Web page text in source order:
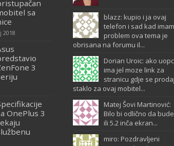
sa
2018
3
OnePlus 3
blazz: kupio i ja ovaj
telefon i sad kad imam
problem ova tema je
obrisana na forumu il...
Dorian Uroic: ako
ima jel moze link za
stranicu gdje se
staklo za ovaj mobitel...
Matej Šovi Martinović:
Bilo bi odlično da
ili 5.2 inča ekran...
miro: Pozdravljeni